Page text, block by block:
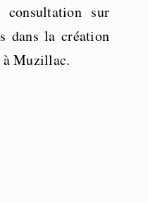
consultation sur
dans la création
Muzillac.